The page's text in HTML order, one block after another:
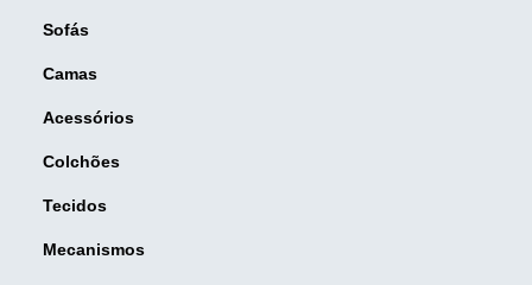
Sofás
Camas
Acessórios
Colchões
Tecidos
Mecanismos